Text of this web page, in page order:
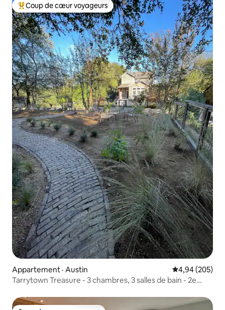
Coup de cœur voyageurs parmi les plus aimés
Coup de cœur voyageurs
Appartement · Austin Note
4,94 (205)
Tarrytown Treasure - 3 chambres, 3 salles de bain - 2e